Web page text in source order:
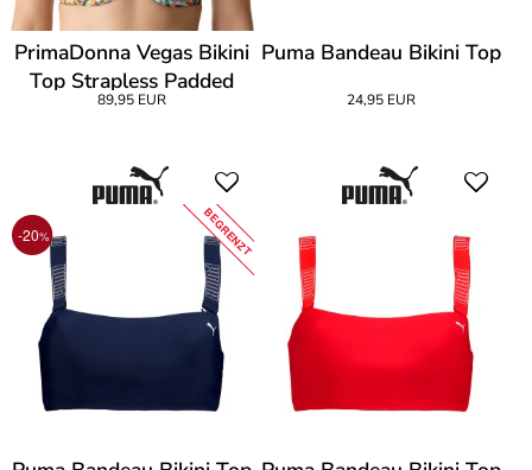
PrimaDonna Vegas Bikini
Top Strapless Padded
89,95 EUR
Puma Bandeau Bikini Top
24,95 EUR
-20% BEGRENZT